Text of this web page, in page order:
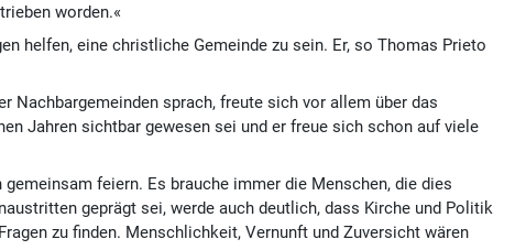
worden.«
helfen, eine christliche Gemeinde zu sein. Er, so Thomas Prieto
Nachbargemeinden sprach, freute sich vor allem über das
Jahren sichtbar gewesen sei und er freue sich schon auf viele
feiern. Es brauche immer die Menschen, die dies
geprägt sei, werde auch deutlich, dass Kirche und Politik
zu finden. Menschlichkeit, Vernunft und Zuversicht wären